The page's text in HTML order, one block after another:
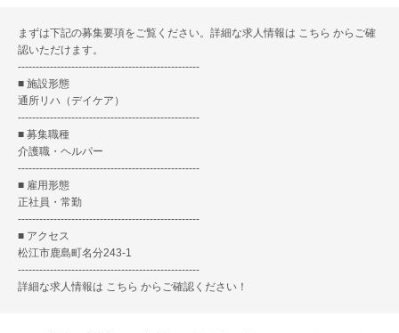
まずは下記の募集要項をご覧ください。詳細な求人情報は こちら からご確
認いただけます。
---------------------------------------------------
■ 施設形態
通所リハ（デイケア）
---------------------------------------------------
■ 募集職種
介護職・ヘルパー
---------------------------------------------------
■ 雇用形態
正社員・常勤
---------------------------------------------------
■ アクセス
松江市鹿島町名分243-1
---------------------------------------------------
詳細な求人情報は こちら からご確認ください！